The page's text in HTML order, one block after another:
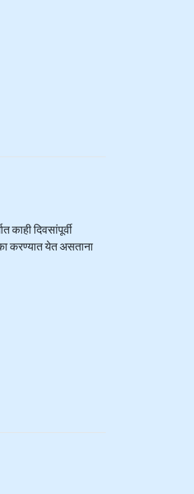
काही दिवसांपूर्वी
करण्यात येत असताना